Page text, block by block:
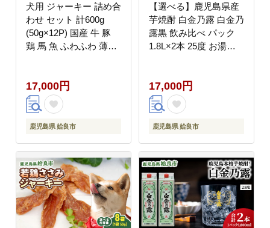
犬用 ジャーキー 詰め合
わせ セット 計600g
(50g×12P) 国産 牛 豚
鶏 馬 魚 ふわふわ 薄切
型犬 中型犬 ご褒美 お
やつ トレーニング
(a883)
17,000円
鹿児島県 姶良市
【選べる】鹿児島県産
芋焼酎 白金乃露 白金乃
露黒 飲み比べ パック
1.8L×2本 25度 お湯割
17,000円
鹿児島県 姶良市